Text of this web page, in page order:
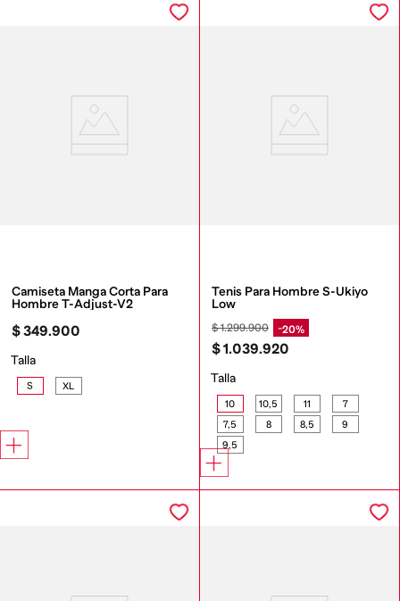
Camiseta Manga Corta Para
Hombre T-Adjust-V2
$349.900
Talla
S XL
Tenis Para Hombre S-Ukiyo
Low
$1.299.900 20%
$1.039.920
Talla
10 10,5 11
7
7,5
8 8,5
9
9,5